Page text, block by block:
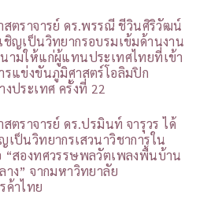
สตราจารย์ ดร.พรรณี ชีวินศิริวัฒน์
ชิญเป็นวิทยากรอบรมเข้มด้านงาน
ามให้แก่ผู้แทนประเทศไทยที่เข้า
รแข่งขันภูมิศาสตร์โอลิมปิก
งประเทศ ครั้งที่ 22
สตราจารย์ ดร.ปรมินท์ จารุวร ได้
เป็นวิทยากรเสวนาวิชาการใน
“สองทศวรรษพลวัตเพลงพื้นบ้าน
าง” จากมหาวิทยาลัย
ค้าไทย